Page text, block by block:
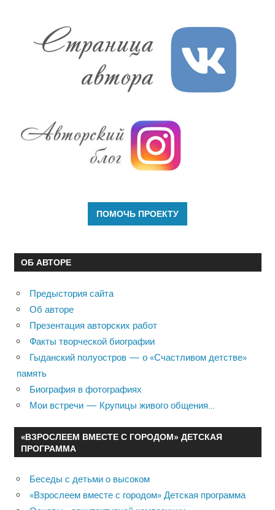
ОБ АВТОРЕ
Предыстория сайта
Об авторе
Презентация авторских работ
Факты творческой биографии
Гыданский полуостров — о «Счастливом детстве»
память
Биография в фотографиях
Мои встречи — Крупицы живого общения…
«ВЗРОСЛЕЕМ ВМЕСТЕ С ГОРОДОМ» ДЕТСКАЯ
ПРОГРАММА
Беседы с детьми о высоком
«Взрослеем вместе с городом» Детская программа